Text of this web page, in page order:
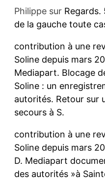
Philippesur Regards.
de la gauche toute
contribution à une
Soline depuis mars
Mediapart. Blocage
Soline : un
autorités. Retour sur
secours à S.
contribution à une
Soline depuis mars
D. Mediapart
des autorités »à